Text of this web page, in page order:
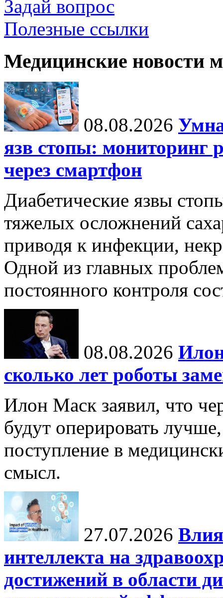
Задай вопрос
Полезные ссылки
Медицинские новости
08.08.2026
язв стопы: мониторинг
через смартфон
Диабетические язвы
тяжелых осложнений
приводя к инфекции,
Одной из главных
постоянного контроля
08.08.2026
сколько лет роботы
Илон Маск заявил, что
будут оперировать
поступление в
смысл.
27.07.2026
интеллекта на
достижений в области